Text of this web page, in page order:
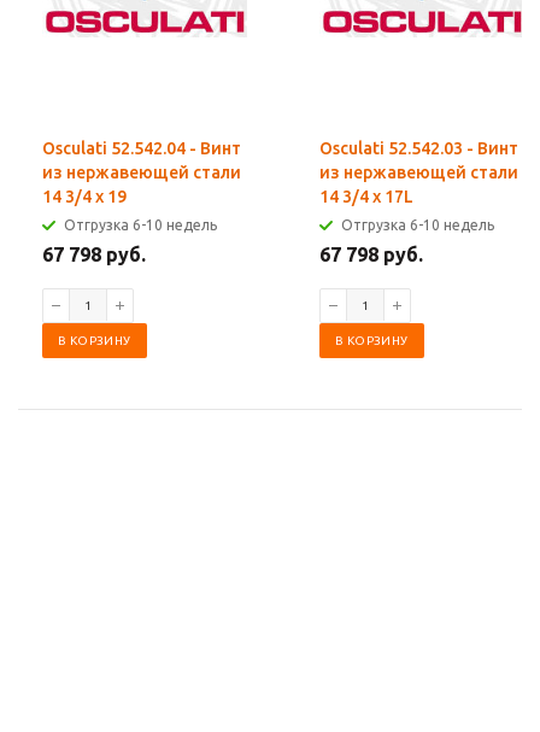
Osculati 52.542.04 - Винт
из нержавеющей стали
14 3/4 x 19
Отгрузка 6-10 недель
67 798 руб.
В КОРЗИНУ
Osculati 52.542.03 - Винт
из нержавеющей стали
14 3/4 x 17L
Отгрузка 6-10 недель
67 798 руб.
В КОРЗИНУ